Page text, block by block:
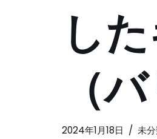
し
（
2024年1月18日 未